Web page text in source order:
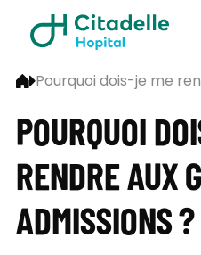
Pourquoi dois-je me
POURQUOI
RENDRE AUX
ADMISSIONS ?